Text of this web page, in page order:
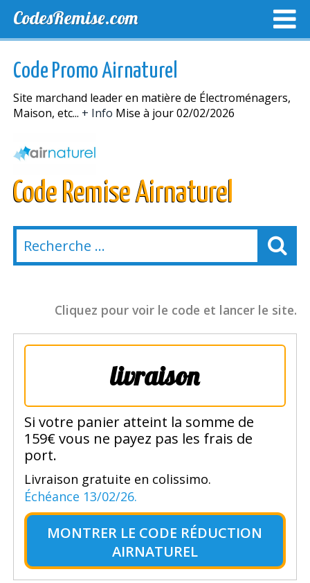
CodesRemise.com
NOUVELLES MAGASINS
Code Promo Airnaturel
Site marchand leader en matière de Électroménagers,
Maison, etc... + Info Mise à jour 02/02/2026
Code Remise Airnaturel
Cliquez pour voir le code et lancer le site.
livraison
Si votre panier atteint la somme de
159€ vous ne payez pas les frais de
port.
Livraison gratuite en colissimo.
Échéance 13/02/26.
MONTRER LE CODE RÉDUCTION
AIRNATUREL